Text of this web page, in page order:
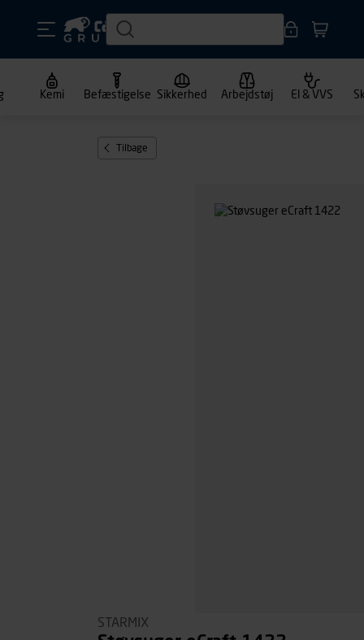
Kemi Befæstigelse Sikkerhed Arbejdstøj El & VVS
Tilbage
STARMIX